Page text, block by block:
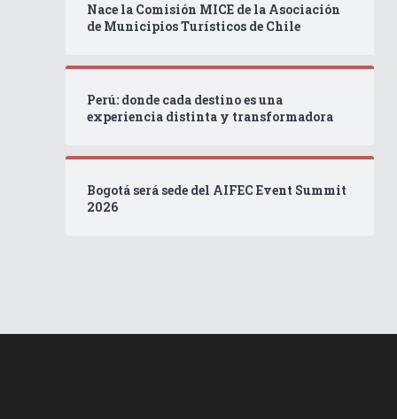
Nace la Comisión MICE de la Asociación
de Municipios Turísticos de Chile
Perú: donde cada destino es una
experiencia distinta y transformadora
Bogotá será sede del AIFEC Event Summit
2026